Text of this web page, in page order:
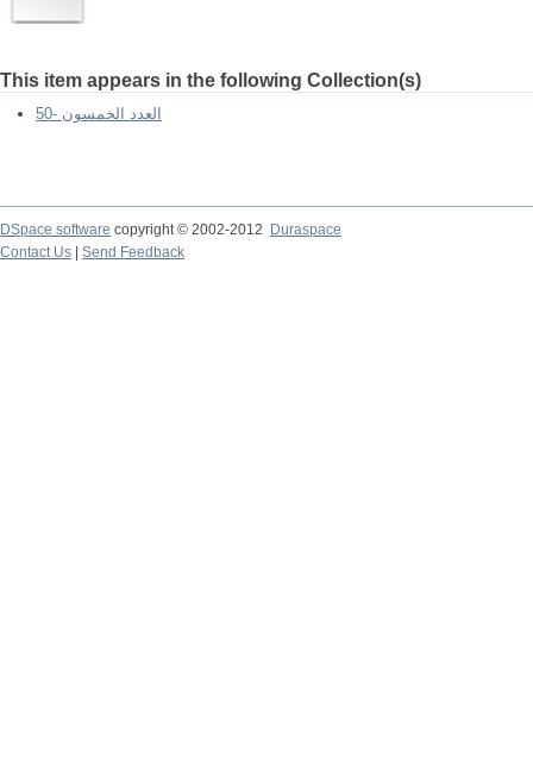
This item appears in the following Collection(s)
50- العدد الخمسون
DSpace software copyright © 2002-2012
Duraspace
Contact Us
Send Feedback